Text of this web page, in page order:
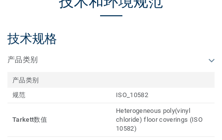
技术规格
产品类别
产品类别
规范
ISO_10582
Tarkett数值
Heterogeneous poly(vinyl
chloride) floor coverings (ISO
10582)